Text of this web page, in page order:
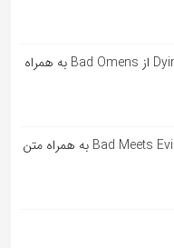
آهنگ انگلیسی Dying To Love از Bad Omens به همراه
آهنگ انگلیسی Lighters از Bad Meets Evil به همراه متن